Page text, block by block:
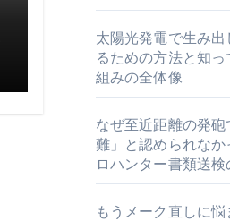
太陽光発電で生み
るための方法と知
組みの全体像
なぜ至近距離の発
難」と認められな
ロハンター書類送
もうメーク直しに